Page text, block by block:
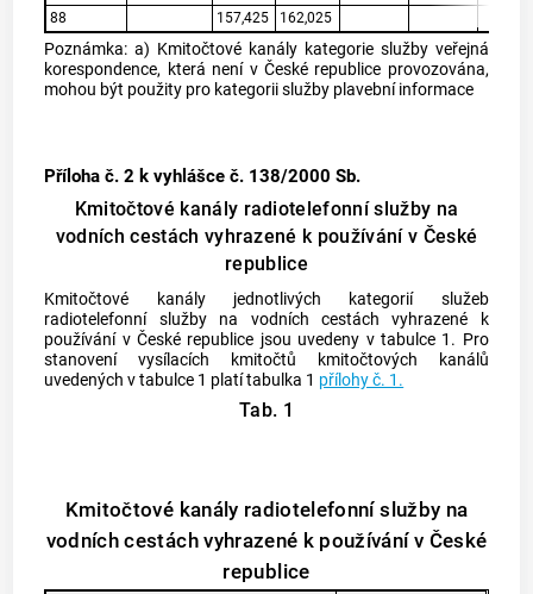
88 157,425 162,025
Poznámka: a) Kmitočtové kanály kategorie služby veřejná
korespondence, která není v České republice provozována,
mohou být použity pro kategorii služby plavební informace
Příloha č. 2 k vyhlášce č. 138/2000 Sb.
Kmitočtové kanály radiotelefonní služby na
vodních cestách vyhrazené k používání v České
republice
Kmitočtové kanály jednotlivých kategorií služeb
radiotelefonní služby na vodních cestách vyhrazené k
používání v České republice jsou uvedeny v tabulce 1. Pro
stanovení vysílacích kmitočtů kmitočtových kanálů
uvedených v tabulce 1 platí tabulka 1 přílohy č. 1.
Tab. 1
Kmitočtové kanály radiotelefonní služby na
vodních cestách vyhrazené k používání v České
republice